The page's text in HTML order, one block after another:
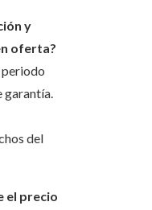
y
oferta?
periodo
garantía.
del
el precio